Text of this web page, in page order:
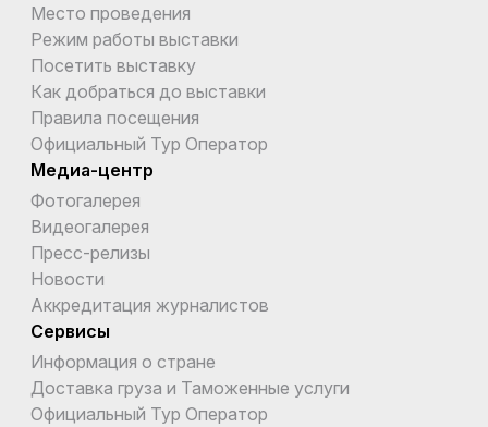
Место проведения
Режим работы выставки
Посетить выставку
Как добраться до выставки
Правила посещения
Официальный Тур Оператор
Медиа-центр
Фотогалерея
Видеогалерея
Пресс-релизы
Новости
Аккредитация журналистов
Сервисы
Информация о стране
Доставка груза и Таможенные услуги
Официальный Тур Оператор